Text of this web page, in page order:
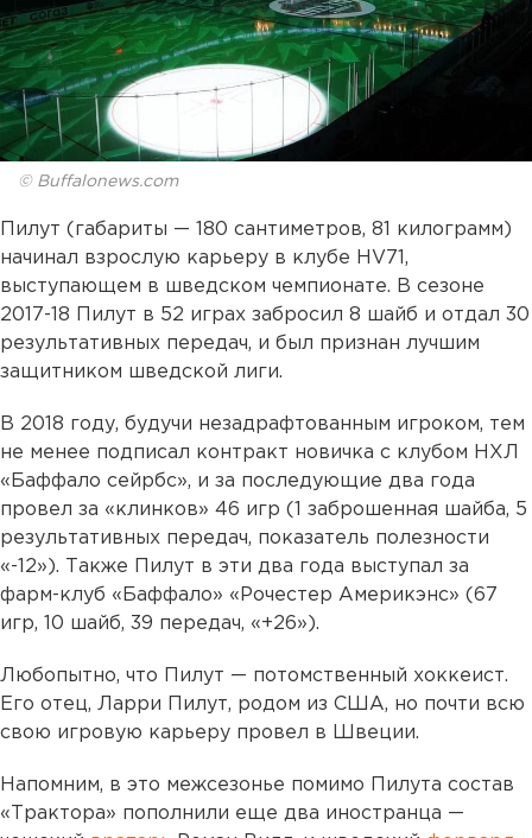
© Buffalonews.com
Пилут (габариты — 180 сантиметров, 81 килограмм)
начинал взрослую карьеру в клубе HV71,
выступающем в шведском чемпионате. В сезоне
2017-18 Пилут в 52 играх забросил 8 шайб и отдал 30
результативных передач, и был признан лучшим
защитником шведской лиги.
В 2018 году, будучи незадрафтованным игроком, тем
не менее подписал контракт новичка с клубом НХЛ
«Баффало сейрбс», и за последующие два года
провел за «клинков» 46 игр (1 заброшенная шайба, 5
результативных передач, показатель полезности
«-12»). Также Пилут в эти два года выступал за
фарм-клуб «Баффало» «Рочестер Америкэнс» (67
игр, 10 шайб, 39 передач, «+26»).
Любопытно, что Пилут — потомственный хоккеист.
Его отец, Ларри Пилут, родом из США, но почти всю
свою игровую карьеру провел в Швеции.
Напомним, в это межсезонье помимо Пилута состав
«Трактора» пополнили еще два иностранца —